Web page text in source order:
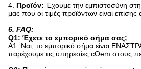
4. Προϊόν: Έχουμε την εμπιστοσύνη
μας που οι τιμές προϊόντων είναι επίσης
6. FAQ:
Q1: Έχετε το εμπορικό σήμα σας;
Α1: Ναι, το εμπορικό σήμα είναι
παρέχουμε τις υπηρεσίες cOem στους